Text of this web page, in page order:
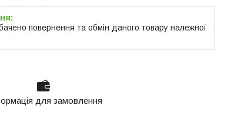
повернення та обмін даного товару належної
для замовлення